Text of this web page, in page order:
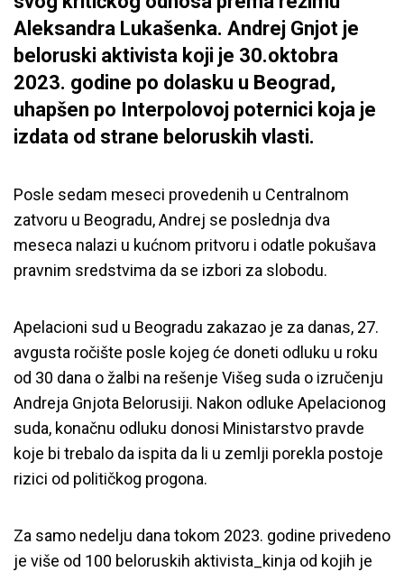
Aleksandra Lukašenka. Andrej Gnjot je
beloruski aktivista koji je 30.oktobra
2023. godine po dolasku u Beograd,
uhapšen po Interpolovoj poternici koja je
izdata od strane beloruskih vlasti.
Posle sedam meseci provedenih u Centralnom
zatvoru u Beogradu, Andrej se poslednja dva
meseca nalazi u kućnom pritvoru i odatle pokušava
pravnim sredstvima da se izbori za slobodu.
Apelacioni sud u Beogradu zakazao je za danas, 27.
avgusta ročište posle kojeg će doneti odluku u roku
od 30 dana o žalbi na rešenje Višeg suda o izručenju
Andreja Gnjota Belorusiji. Nakon odluke Apelacionog
suda, konačnu odluku donosi Ministarstvo pravde
koje bi trebalo da ispita da li u zemlji porekla postoje
rizici od političkog progona.
Za samo nedelju dana tokom 2023. godine privedeno
je više od 100 beloruskih aktivista_kinja od kojih je